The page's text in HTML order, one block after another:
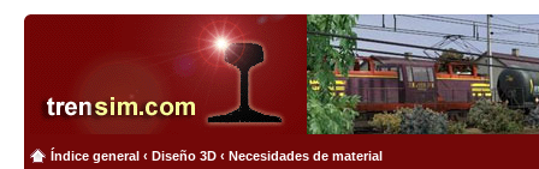
Índice general ‹ Diseño 3D ‹ Necesidades de material